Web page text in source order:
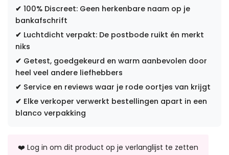
✔ 100% Discreet: Geen herkenbare naam op je
bankafschrift
✔ Luchtdicht verpakt: De postbode ruikt én merkt
niks
✔ Getest, goedgekeurd en warm aanbevolen door
heel veel andere liefhebbers
✔ Service en reviews waar je rode oortjes van krijgt
✔ Elke verkoper verwerkt bestellingen apart in een
blanco verpakking